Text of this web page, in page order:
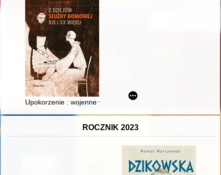
Upokorzenie : wojenne wspomnienia młodej służącej
ROCZNIK 2023